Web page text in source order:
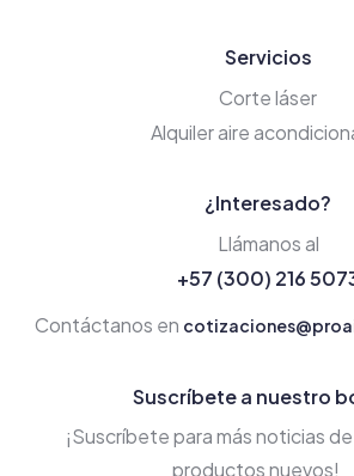
Servicios
Corte láser
Alquiler aire
¿Interesado?
Llámanos al
+57 (300) 216
Contáctanos en
Suscríbete a nuestro
¡Suscríbete para más noticias
productos nuevos!